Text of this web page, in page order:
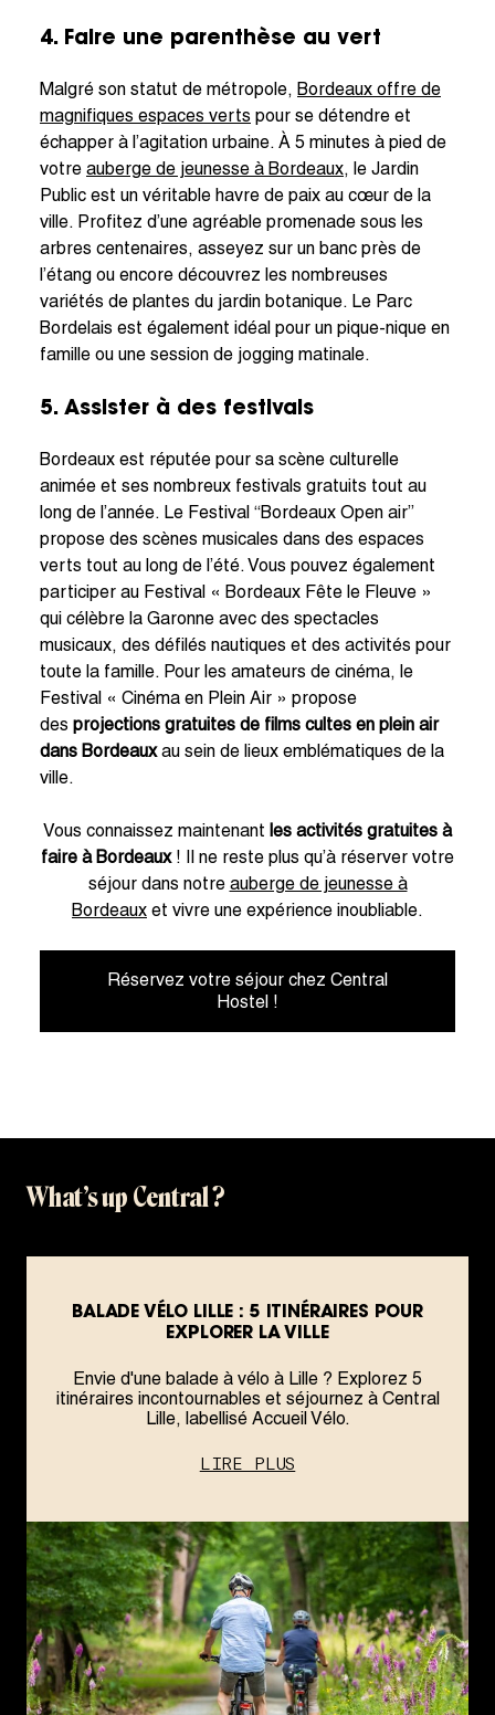
4. Faire une parenthèse au vert
Malgré son statut de métropole, Bordeaux offre de
magnifiques espaces verts pour se détendre et
échapper à l’agitation urbaine. À 5 minutes à pied de
votre auberge de jeunesse à Bordeaux, le Jardin
Public est un véritable havre de paix au cœur de la
ville. Profitez d’une agréable promenade sous les
arbres centenaires, asseyez sur un banc près de
l’étang ou encore découvrez les nombreuses
variétés de plantes du jardin botanique. Le Parc
Bordelais est également idéal pour un pique-nique en
famille ou une session de jogging matinale.
5. Assister à des festivals
Bordeaux est réputée pour sa scène culturelle
animée et ses nombreux festivals gratuits tout au
long de l’année. Le Festival “Bordeaux Open air”
propose des scènes musicales dans des espaces
verts tout au long de l’été. Vous pouvez également
participer au Festival « Bordeaux Fête le Fleuve »
qui célèbre la Garonne avec des spectacles
musicaux, des défilés nautiques et des activités pour
toute la famille. Pour les amateurs de cinéma, le
Festival « Cinéma en Plein Air » propose
des projections gratuites de films cultes en plein air
dans Bordeauxau sein de lieux emblématiques de la
ville.
Vous connaissez maintenant les activités gratuites à
faire à Bordeaux! Il ne reste plus qu’à réserver votre
séjour dans notre auberge de jeunesse à
Bordeaux et vivre une expérience inoubliable.
Réservez votre séjour chez Central
Hostel !
What’s up Central ?
BALADE VÉLO LILLE : 5 ITINÉRAIRES POUR
EXPLORER LA VILLE
Envie d'une balade à vélo à Lille ? Explorez 5
itinéraires incontournables et séjournez à Central
Lille, labellisé Accueil Vélo.
LIRE PLUS